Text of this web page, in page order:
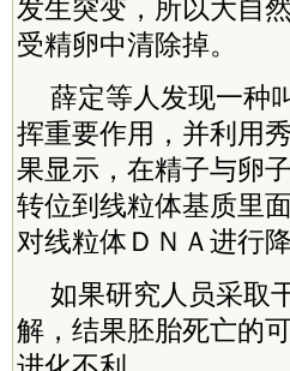
发生突变，所以大自
受精卵中清除掉。
薛定等人发现一种
挥重要作用，并利用
果显示，在精子与卵
转位到线粒体基质里
对线粒体ＤＮＡ进行
如果研究人员采取
解，结果胚胎死亡的